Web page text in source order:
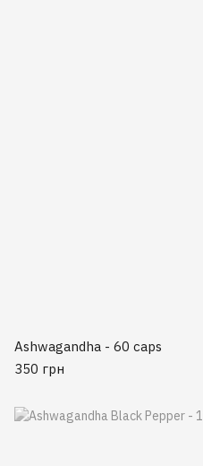
Ashwagandha - 60 caps
350 грн